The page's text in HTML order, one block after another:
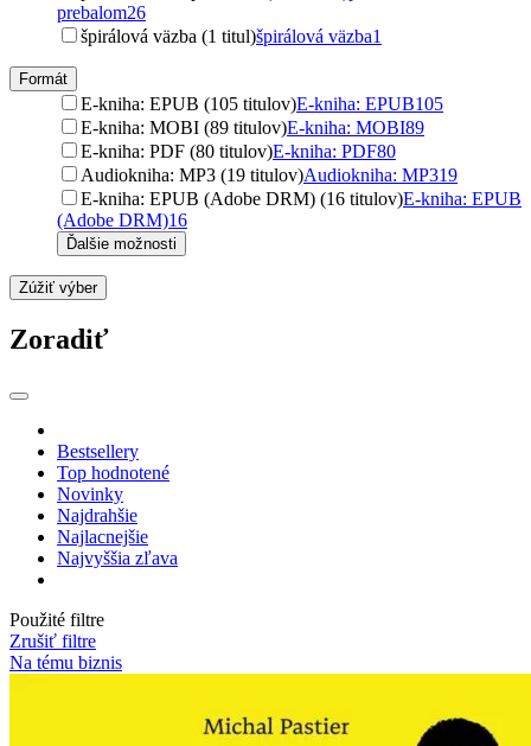
prebalom26
špirálová väzba (1 titul)špirálová väzba1
Formát
E-kniha: EPUB (105 titulov)E-kniha: EPUB105
E-kniha: MOBI (89 titulov)E-kniha: MOBI89
E-kniha: PDF (80 titulov)E-kniha: PDF80
Audiokniha: MP3 (19 titulov)Audiokniha: MP319
E-kniha: EPUB (Adobe DRM) (16 titulov)E-kniha: EPUB
(Adobe DRM)16
Ďalšie možnosti
Zúžiť výber
Zoradiť
Bestsellery
Top hodnotené
Novinky
Najdrahšie
Najlacnejšie
Najvyššia zľava
Použité filtre
Zrušiť filtre
Na tému biznis